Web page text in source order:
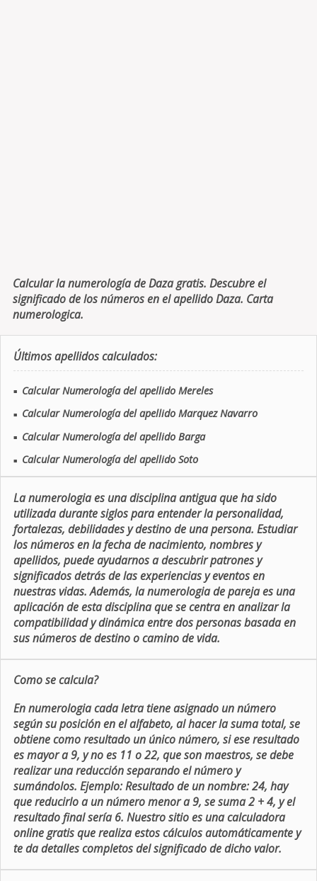
Calcular la numerología de Daza gratis. Descubre el
significado de los números en el apellido Daza. Carta
numerologica.
Últimos apellidos calculados:
■ Calcular Numerología del apellido Mereles
■ Calcular Numerología del apellido Marquez Navarro
■ Calcular Numerología del apellido Barga
■ Calcular Numerología del apellido Soto
La numerologia es una disciplina antigua que ha sido
utilizada durante siglos para entender la personalidad,
fortalezas, debilidades y destino de una persona. Estudiar
los números en la fecha de nacimiento, nombres y
apellidos, puede ayudarnos a descubrir patrones y
significados detrás de las experiencias y eventos en
nuestras vidas. Además, la numerologia de pareja es una
aplicación de esta disciplina que se centra en analizar la
compatibilidad y dinámica entre dos personas basada en
sus números de destino o camino de vida.
Como se calcula?
En numerologia cada letra tiene asignado un número
según su posición en el alfabeto, al hacer la suma total, se
obtiene como resultado un único número, si ese resultado
es mayor a 9, y no es 11 o 22, que son maestros, se debe
realizar una reducción separando el número y
sumándolos. Ejemplo: Resultado de un nombre: 24, hay
que reducirlo a un número menor a 9, se suma 2 + 4, y el
resultado final sería 6. Nuestro sitio es una calculadora
online gratis que realiza estos cálculos automáticamente y
te da detalles completos del significado de dicho valor.